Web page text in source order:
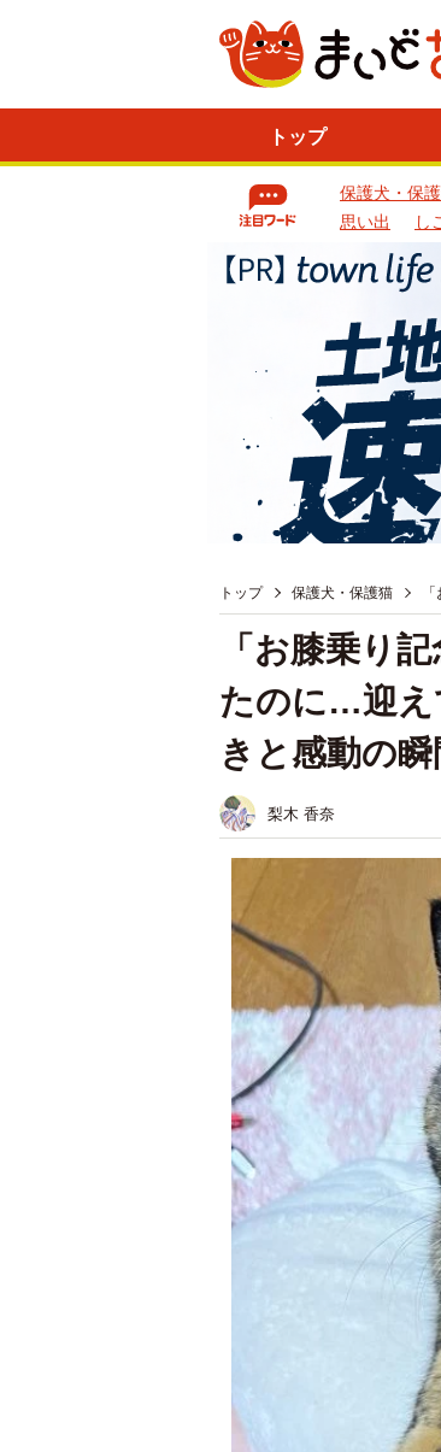
トップ
保護犬・保
思い出
し
トップ 保護犬・保護猫
「お膝乗り
たのに…迎え
きと感動の
梨木 香奈